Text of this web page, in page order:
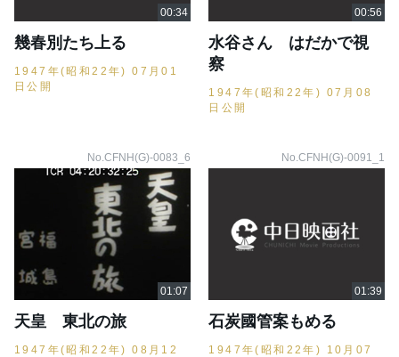
幾春別たち上る
1947年(昭和22年) 07月01
日公開
水谷さん はだかで視
察
1947年(昭和22年) 07月08
日公開
No.CFNH(G)-0083_6
天皇 東北の旅
1947年(昭和22年) 08月12
No.CFNH(G)-0091_1
石炭國管案もめる
1947年(昭和22年) 10月07